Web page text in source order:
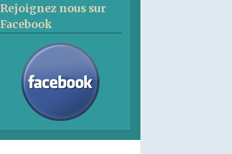
Rejoignez nous sur
Facebook